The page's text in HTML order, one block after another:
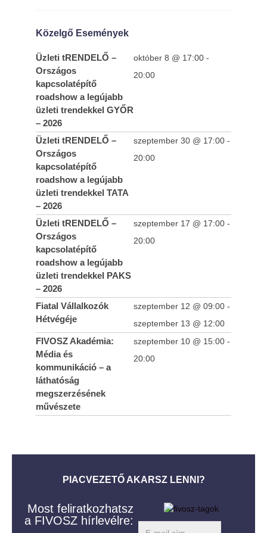
SOLD OUT - FIVOSZ Garden Party az AVIS-
sel – A nyár legjobb networking eseménye
2013-
04-30
Új régiós mozgásTÉR – üzleti lehetőségek,
kapcsolatépítés és vállalkozói szemlélet
Szabolcs-Szatmár-Beregben
04-30
Közelgő Események
Üzleti tRENDELŐ –
Országos
kapcsolatépítő
roadshow a legújabb
üzleti trendekkel GYŐR
– 2026
október 8 @ 17:00 -
20:00
Üzleti tRENDELŐ –
Országos
kapcsolatépítő
roadshow a legújabb
üzleti trendekkel TATA
– 2026
szeptember 30 @ 17:00 -
20:00
Üzleti tRENDELŐ –
Országos
kapcsolatépítő
roadshow a legújabb
üzleti trendekkel PAKS
– 2026
szeptember 17 @ 17:00 -
20:00
Fiatal Vállalkozók
Hétvégéje
szeptember 12 @ 09:00 -
szeptember 13 @ 12:00
FIVOSZ Akadémia:
Média és
kommunikáció – a
láthatóság
megszerzésének
művészete
szeptember 10 @ 15:00 -
20:00
PIACVEZETŐ AKARSZ LENNI?
Most feliratkozhatsz
a FIVOSZ hírlevélre: